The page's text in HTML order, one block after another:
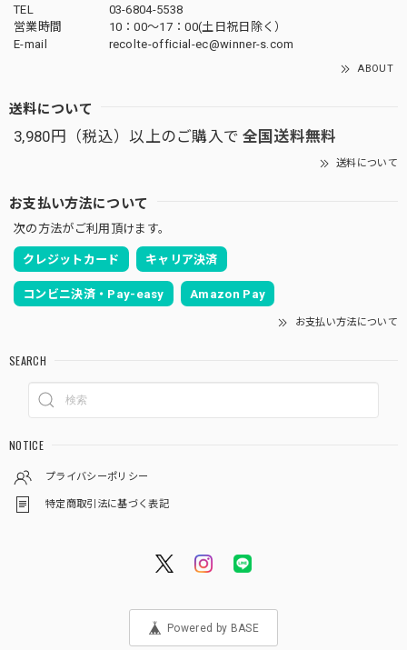
TEL
03-6804-5538
営業時間
10：00〜17：00(土日祝日除く）
E-mail
recolte-official-ec@winner-s.com
ABOUT
送料について
3,980円（税込）以上のご購入で 全国送料無料
送料について
お支払い方法について
次の方法がご利用頂けます。
クレジットカード キャリア決済
コンビニ決済・Pay-easy Amazon Pay
お支払い方法について
SEARCH
NOTICE
プライバシーポリシー
特定商取引法に基づく表記
Powered by BASE